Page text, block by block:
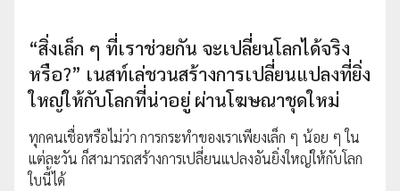
“สิ่งเล็ก ๆ ที่เราช่วยกัน จะเปลี่ยนโลกได้จริง
หรือ?” เนสท์เล่ชวนสร้างการเปลี่ยนแปลงที่ยิ่ง
ใหญ่ให้กับโลกที่น่าอยู่ ผ่านโฆษณาชุดใหม่
ทุกคนเชื่อหรือไม่ว่า การกระทำของเราเพียงเล็ก ๆ น้อย ๆ ใน
แต่ละวัน ก็สามารถสร้างการเปลี่ยนแปลงอันยิ่งใหญ่ให้กับโลก
ใบนี้ได้